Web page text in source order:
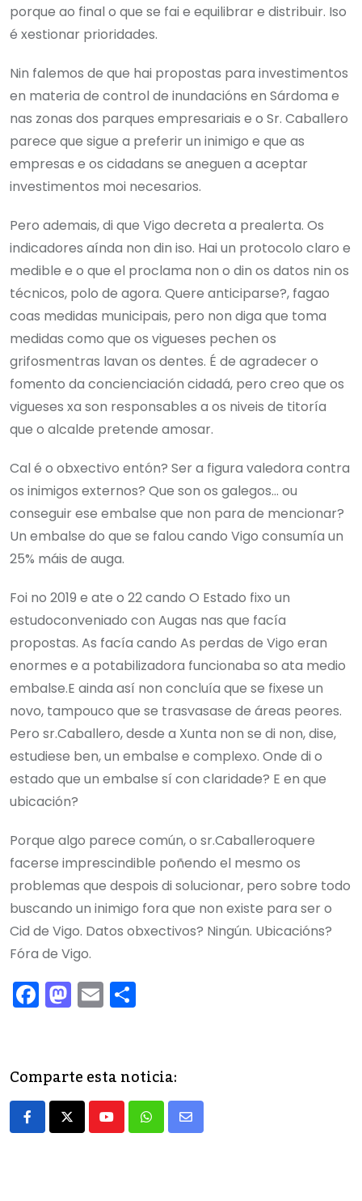
porque ao final o que se fai e equilibrar e distribuir. Iso
é xestionar prioridades.
Nin falemos de que hai propostas para investimentos
en materia de control de inundacións en Sárdoma e
nas zonas dos parques empresariais e o Sr. Caballero
parece que sigue a preferir un inimigo e que as
empresas e os cidadans se aneguen a aceptar
investimentos moi necesarios.
Pero ademais, di que Vigo decreta a prealerta. Os
indicadores aínda non din iso. Hai un protocolo claro e
medible e o que el proclama non o din os datos nin os
técnicos, polo de agora. Quere anticiparse?, fagao
coas medidas municipais, pero non diga que toma
medidas como que os vigueses pechen os
grifosmentras lavan os dentes. É de agradecer o
fomento da concienciación cidadá, pero creo que os
vigueses xa son responsables a os niveis de titoría
que o alcalde pretende amosar.
Cal é o obxectivo entón? Ser a figura valedora contra
os inimigos externos? Que son os galegos… ou
conseguir ese embalse que non para de mencionar?
Un embalse do que se falou cando Vigo consumía un
25% máis de auga.
Foi no 2019 e ate o 22 cando O Estado fixo un
estudoconveniado con Augas nas que facía
propostas. As facía cando As perdas de Vigo eran
enormes e a potabilizadora funcionaba so ata medio
embalse.E ainda así non concluía que se fixese un
novo, tampouco que se trasvasase de áreas peores.
Pero sr.Caballero, desde a Xunta non se di non, dise,
estudiese ben, un embalse e complexo. Onde di o
estado que un embalse sí con claridade? E en que
ubicación?
Porque algo parece común, o sr.Caballeroquere
facerse imprescindible poñendo el mesmo os
problemas que despois di solucionar, pero sobre todo
buscando un inimigo fora que non existe para ser o
Cid de Vigo. Datos obxectivos? Ningún. Ubicacións?
Fóra de Vigo.
F
a
e
b
o
M
a
o
d
o
E
m
l p
ar
tir
Comparte esta noticia: